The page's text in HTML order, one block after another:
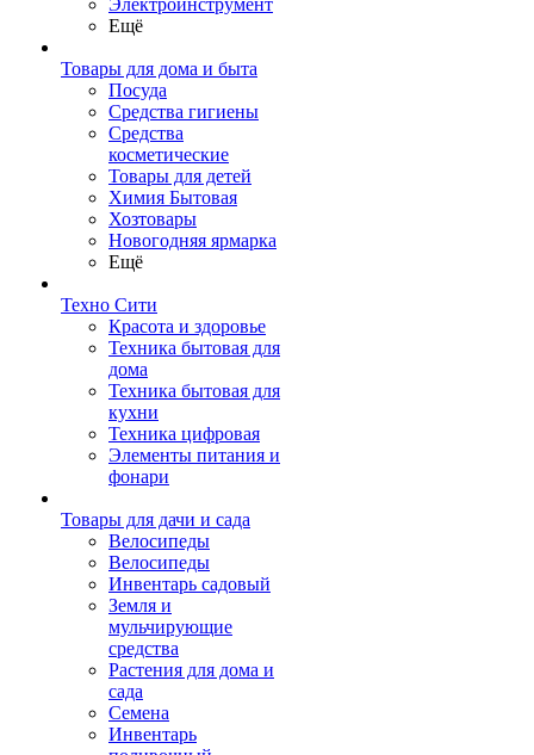
Электроинструмент
Ещё
Товары для дома и быта
Посуда
Средства гигиены
Средства
косметические
Товары для детей
Химия Бытовая
Хозтовары
Новогодняя ярмарка
Ещё
Техно Сити
Красота и здоровье
Техника бытовая для
дома
Техника бытовая для
кухни
Техника цифровая
Элементы питания и
фонари
Товары для дачи и сада
Велосипеды
Велосипеды
Инвентарь садовый
Земля и
мульчирующие
средства
Растения для дома и
сада
Семена
Инвентарь